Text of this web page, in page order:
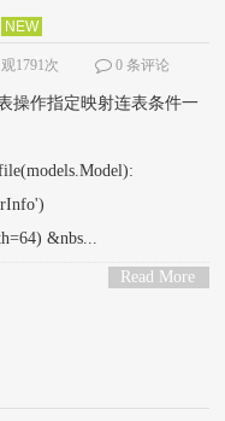
NEW
1791次 0 条评论
操作指定映射连表条件一
&nbs...
Read More